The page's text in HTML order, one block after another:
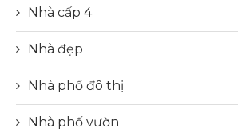
Nhà cấp 4
Nhà đẹp
Nhà phố đô thị
Nhà phố vườn